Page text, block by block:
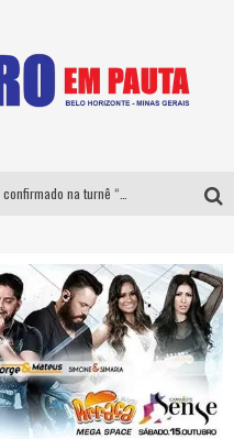
Yan traz a turnê nacional do PagodYANdo para Belo Horizonte
Milton Guedes traz turnê “Milton Canta Lulu” a Belo Horizonte